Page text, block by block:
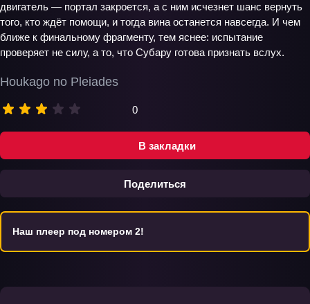
В закладки
Поделиться
Houkago no Pleiades
0
двигатель — портал закроется, а с ним исчезнет шанс вернуть
того, кто ждёт помощи, и тогда вина останется навсегда. И чем
ближе к финальному фрагменту, тем яснее: испытание
проверяет не силу, а то, что Субару готова признать вслух.
Наш плеер под номером 2!